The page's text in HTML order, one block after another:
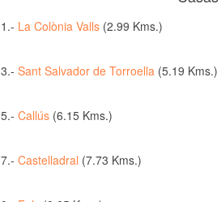
1.- La Colònia Valls(2.99 Kms.)
3.- Sant Salvador de Torroella(5.19 Kms.)
5.- Callús(6.15 Kms.)
7.- Castelladral (7.73 Kms.)